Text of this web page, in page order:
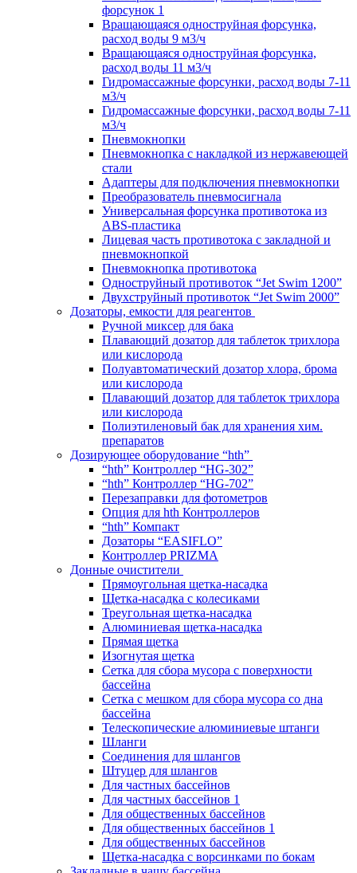
форсунок 1
Вращающаяся одноструйная форсунка,
расход воды 9 м3/ч
Вращающаяся одноструйная форсунка,
расход воды 11 м3/ч
Гидромассажные форсунки, расход воды 7-11
м3/ч
Гидромассажные форсунки, расход воды 7-11
м3/ч
Пневмокнопки
Пневмокнопка с накладкой из нержавеющей
стали
Адаптеры для подключения пневмокнопки
Преобразователь пневмосигнала
Универсальная форсунка противотока из
ABS-пластика
Лицевая часть противотока с закладной и
пневмокнопкой
Пневмокнопка противотока
Одноструйный противоток “Jet Swim 1200”
Двухструйный противоток “Jet Swim 2000”
Дозаторы, емкости для реагентов
Ручной миксер для бака
Плавающий дозатор для таблеток трихлора
или кислорода
Полуавтоматический дозатор хлора, брома
или кислорода
Плавающий дозатор для таблеток трихлора
или кислорода
Полиэтиленовый бак для хранения хим.
препаратов
Дозирующее оборудование “hth”
“hth” Контроллер “HG-302”
“hth” Контроллер “HG-702”
Перезаправки для фотометров
Опция для hth Контроллеров
“hth” Компакт
Дозаторы “EASIFLO”
Контроллер PRIZMA
Донные очистители
Прямоугольная щетка-насадка
Щетка-насадка с колесиками
Треугольная щетка-насадка
Алюминиевая щетка-насадка
Прямая щетка
Изогнутая щетка
Сетка для сбора мусора с поверхности
бассейна
Сетка с мешком для сбора мусора со дна
бассейна
Телескопические алюминиевые штанги
Шланги
Соединения для шлангов
Штуцер для шлангов
Для частных бассейнов
Для частных бассейнов 1
Для общественных бассейнов
Для общественных бассейнов 1
Для общественных бассейнов
Щетка-насадка с ворсинками по бокам